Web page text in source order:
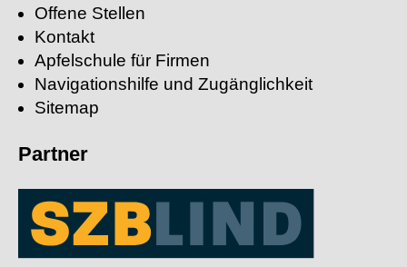
Offene Stellen
Kontakt
Apfelschule für Firmen
Navigationshilfe und Zugänglichkeit
Sitemap
Partner